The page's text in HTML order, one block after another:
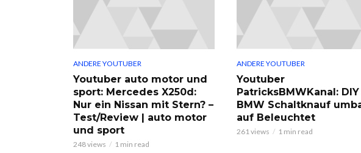
ANDERE YOUTUBER
Youtuber auto motor und
sport: Mercedes X250d:
Nur ein Nissan mit Stern? –
Test/Review | auto motor
und sport
248 views 1 min read
ANDERE YOUTUBER
Youtuber
PatricksBMWKanal: DIY
BMW Schaltknauf
auf Beleuchtet
261 views 1 min read